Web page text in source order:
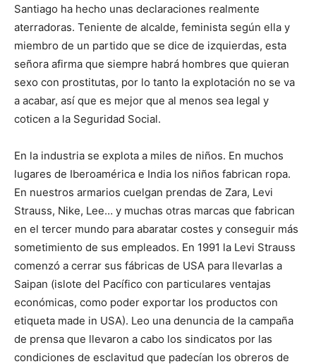
Santiago ha hecho unas declaraciones realmente
aterradoras. Teniente de alcalde, feminista según ella y
miembro de un partido que se dice de izquierdas, esta
señora afirma que siempre habrá hombres que quieran
sexo con prostitutas, por lo tanto la explotación no se va
a acabar, así que es mejor que al menos sea legal y
coticen a la Seguridad Social.
En la industria se explota a miles de niños. En muchos
lugares de Iberoamérica e India los niños fabrican ropa.
En nuestros armarios cuelgan prendas de Zara, Levi
Strauss, Nike, Lee… y muchas otras marcas que fabrican
en el tercer mundo para abaratar costes y conseguir más
sometimiento de sus empleados. En 1991 la Levi Strauss
comenzó a cerrar sus fábricas de USA para llevarlas a
Saipan (islote del Pacífico con particulares ventajas
económicas, como poder exportar los productos con
etiqueta made in USA). Leo una denuncia de la campaña
de prensa que llevaron a cabo los sindicatos por las
condiciones de esclavitud que padecían los obreros de